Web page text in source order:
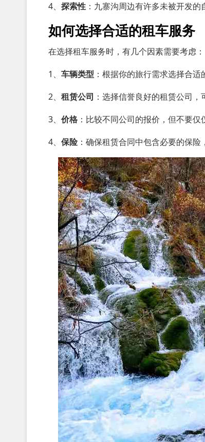
4、 探索性 ：九寨沟周边有许多未被开发
如何选择合适的租车服务
在选择租车服务时，有几个因素需要考虑：
1、 车辆类型 ：根据你的旅行需求选择合
2、 租赁公司 ：选择信誉良好的租赁公司
3、 价格 ：比较不同公司的报价，但不要
4、 保险：确保租赁合同中包含必要的保险